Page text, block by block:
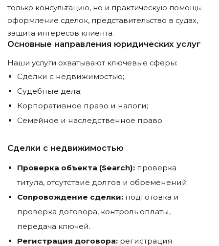
только консультацию, но и практическую помощь:
оформление сделок, представительство в судах,
защита интересов клиента.
Основные направления юридических услуг
Наши услуги охватывают ключевые сферы:
Сделки с недвижимостью;
Судебные дела;
Корпоративное право и налоги;
Семейное и наследственное право.
Сделки с недвижимостью
Проверка объекта (Search): проверка
титула, отсутствие долгов и обременений.
Сопровождение сделки: подготовка и
проверка договора, контроль оплаты,
передача ключей.
Регистрация договора: регистрация